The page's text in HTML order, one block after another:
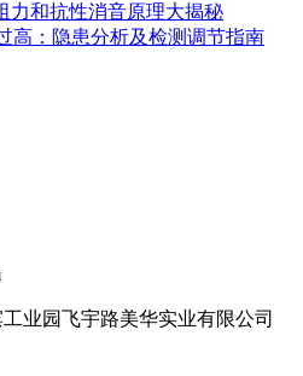
力和抗性消音原理大揭秘
高：隐患分析及检测调节指南
业园飞宇路美华实业有限公司